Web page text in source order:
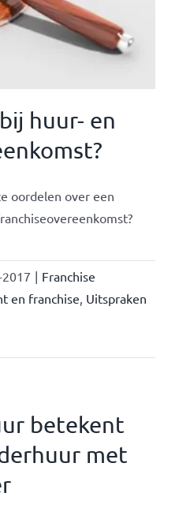
huur- en
oordelen over een
| Franchise
en franchise Uitspraken
betekent
met